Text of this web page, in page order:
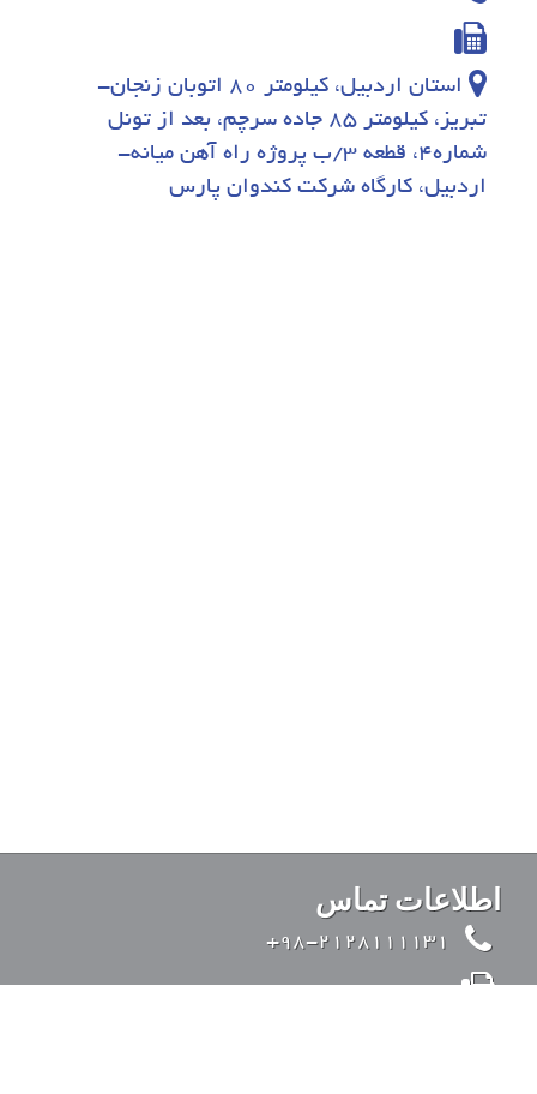
استان اردبیل، کیلومتر 80 اتوبان زنجان-
تبریز، کیلومتر 85 جاده سرچم، بعد از تونل
شماره4، قطعه 3/ب پروژه راه آهن میانه-
اردبیل، کارگاه شرکت کندوان پارس
اطلاعات تماس
98-2128111131+
98-2126428371+